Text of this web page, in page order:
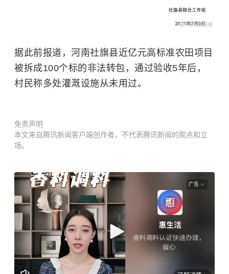
据此前报道，河南社旗县近亿元高标准农田项目
被拆成100个标的非法转包，通过验收5年后，
村民称多处灌溉设施从未用过。
免责声明
本文来自腾讯新闻客户端创作者，不代表腾讯新闻的观点和立
场。
广告